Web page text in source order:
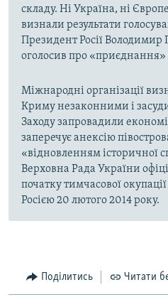
складу. Ні Україна, ні
визнали результати
Президент Росії Володимир
оголосив про «приєднання»
Міжнародні організації
Криму незаконними і
Заходу запровадили
заперечує анексію
«відновленням історичної
Верховна Рада України
початку тимчасової
Росією 20 лютого 2014 року.
Поділитись Читати